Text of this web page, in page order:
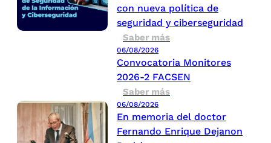
con nueva política de
seguridad y ciberseguridad
Saber más
06/08/2026
Convocatoria Monitores
2026-2 FACSEN
Saber más
06/08/2026
En memoria del doctor
Fernando Enrique Dejanon